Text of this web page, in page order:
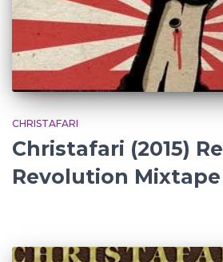
CHRISTAFARI
Christafari (2015)
Revolution Mixtape